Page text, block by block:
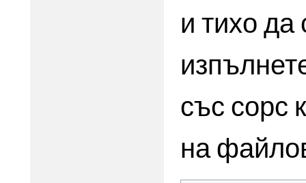
и тихо да
със сорс
на